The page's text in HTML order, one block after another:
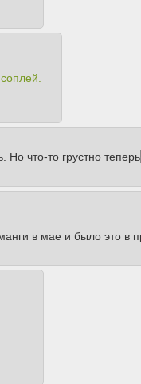
Но что-то грустно теперь
в мае и было это